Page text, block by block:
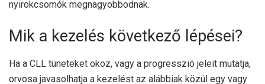
nyirokcsomók megnagyobbodnak.
Mik a kezelés következő lépései?
Ha a CLL tüneteket okoz, vagy a progresszió jeleit mutatja,
orvosa javasolhatja a kezelést az alábbiak közül egy vagy